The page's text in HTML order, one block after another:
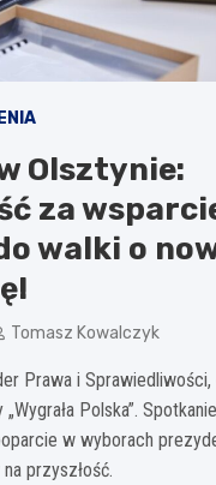
Olsztynie:
za
walki o
Tomasz Kowalczyk
Prawa i Sprawiedliwości,
Polska”.
w wyborach
przyszłość.